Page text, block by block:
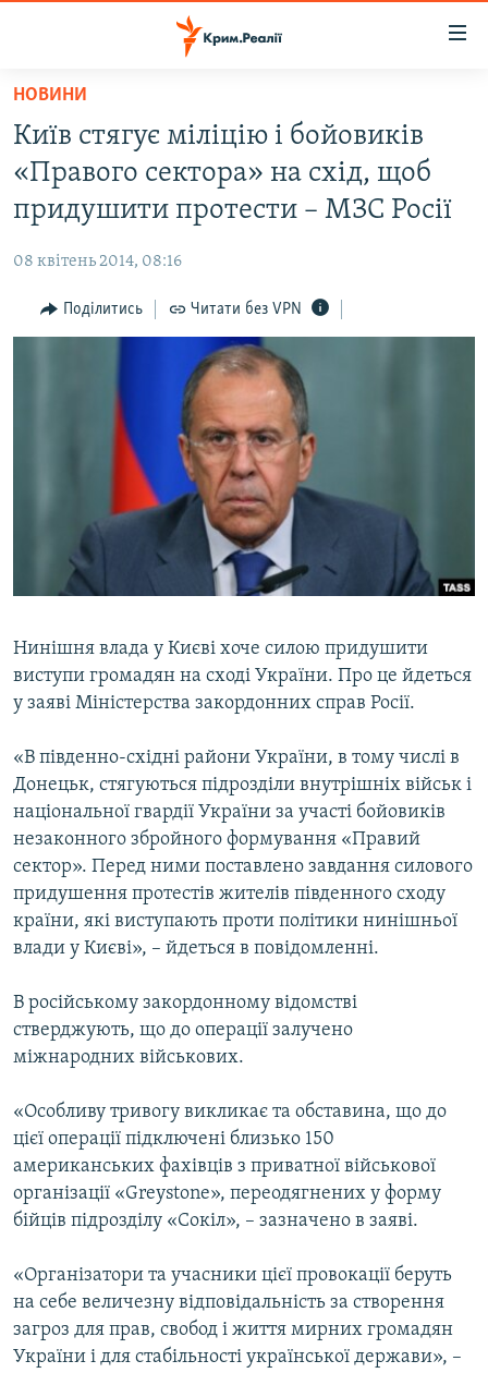
Перейти
основного
матеріалу
Перейти
до
основної
Перейти
до
ВІДЕО ТА ФОТО
БЛОГИ
ПОГЛЯД
ВСЕ ЗА ДЕНЬ
СПЕЦПРОЕКТИ
ВІДЕОУРОКИ «ELIFBE»
СВІДЧЕННЯ ОКУПАЦІЇ
УКРАЇНСЬКА ПРОБЛЕМА КРИМУ
ЯК ОБІЙТИ БЛОКУВАННЯ
Русский
Qırımtatar
НОВИНИ
Київ стягує міліцію і бойовиків
«Правого сектора» на схід, щоб
придушити протести – МЗС Росії
08 квітень 2014, 08:16
Поділитись Читати без VPN
Нинішня влада у Києві хоче силою придушити
виступи громадян на сході України. Про це йдеться
у заяві Міністерства закордонних справ Росії.
«В південно-східні райони України, в тому числі в
Донецьк, стягуються підрозділи внутрішніх військ і
національної гвардії України за участі бойовиків
незаконного збройного формування «Правий
сектор». Перед ними поставлено завдання силового
придушення протестів жителів південного сходу
країни, які виступають проти політики нинішньої
влади у Києві», – йдеться в повідомленні.
В російському закордонному відомстві
стверджують, що до операції залучено
міжнародних військових.
«Особливу тривогу викликає та обставина, що до
цієї операції підключені близько 150
американських фахівців з приватної військової
організації «Greystone», переодягнених у форму
бійців підрозділу «Сокіл», – зазначено в заяві.
«Організатори та учасники цієї провокації беруть
на себе величезну відповідальність за створення
загроз для прав, свобод і життя мирних громадян
України і для стабільності української держави», –